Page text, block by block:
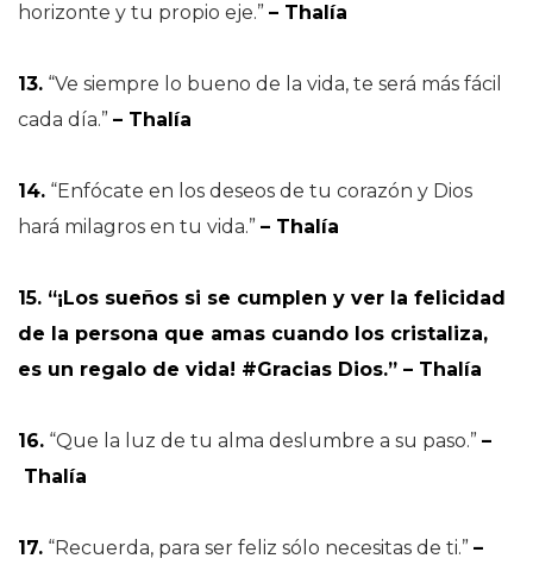
horizonte y tu propio eje.” – Thalía
13. “Ve siempre lo bueno de la vida, te será más fácil
cada día.” – Thalía
14. “Enfócate en los deseos de tu corazón y Dios
hará milagros en tu vida.” – Thalía
15. “¡Los sueños si se cumplen y ver la felicidad
de la persona que amas cuando los cristaliza,
es un regalo de vida! #Gracias Dios.” – Thalía
16. “Que la luz de tu alma deslumbre a su paso.” –
Thalía
17. “Recuerda, para ser feliz sólo necesitas de ti.” –